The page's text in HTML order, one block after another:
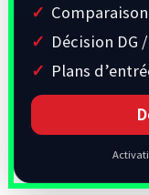
Décision DG
Plans